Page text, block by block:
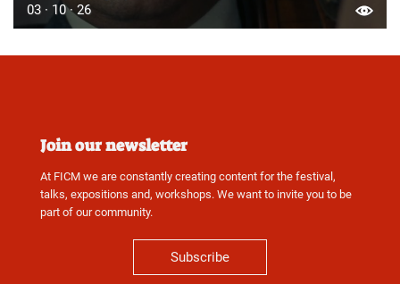
03 · 10 · 26
Join our newsletter
At FICM we are constantly creating content for the festival,
talks, expositions and, workshops. We want to invite you to be
part of our community.
Subscribe